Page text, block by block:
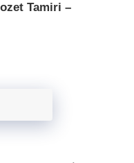
Tamiri –